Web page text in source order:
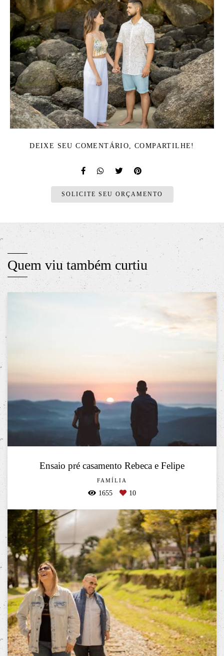
DEIXE SEU COMENTÁRIO, COMPARTILHE!
SOLICITE SEU ORÇAMENTO
Quem viu também curtiu
Ensaio pré casamento Rebeca e Felipe
FAMÍLIA
1655 10